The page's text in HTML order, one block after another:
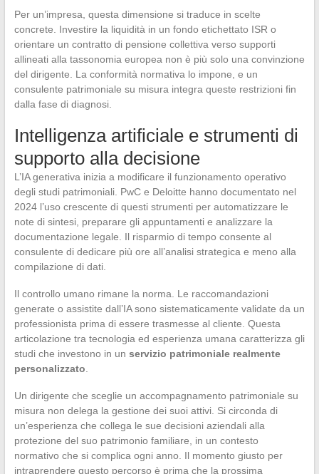
Per un’impresa, questa dimensione si traduce in scelte
concrete. Investire la liquidità in un fondo etichettato ISR o
orientare un contratto di pensione collettiva verso supporti
allineati alla tassonomia europea non è più solo una convinzione
del dirigente. La conformità normativa lo impone, e un
consulente patrimoniale su misura integra queste restrizioni fin
dalla fase di diagnosi.
Intelligenza artificiale e strumenti di
supporto alla decisione
L’IA generativa inizia a modificare il funzionamento operativo
degli studi patrimoniali. PwC e Deloitte hanno documentato nel
2024 l’uso crescente di questi strumenti per automatizzare le
note di sintesi, preparare gli appuntamenti e analizzare la
documentazione legale. Il risparmio di tempo consente al
consulente di dedicare più ore all’analisi strategica e meno alla
compilazione di dati.
Il controllo umano rimane la norma. Le raccomandazioni
generate o assistite dall’IA sono sistematicamente validate da un
professionista prima di essere trasmesse al cliente. Questa
articolazione tra tecnologia ed esperienza umana caratterizza gli
studi che investono in un servizio patrimoniale realmente
personalizzato.
Un dirigente che sceglie un accompagnamento patrimoniale su
misura non delega la gestione dei suoi attivi. Si circonda di
un’esperienza che collega le sue decisioni aziendali alla
protezione del suo patrimonio familiare, in un contesto
normativo che si complica ogni anno. Il momento giusto per
intraprendere questo percorso è prima che la prossima